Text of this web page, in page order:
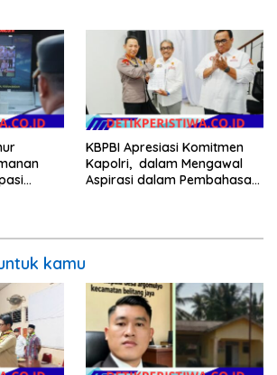
KBPBI Apresiasi Komitmen
Kapolri, dalam Mengawal
Aspirasi dalam Pembahasan
kamu